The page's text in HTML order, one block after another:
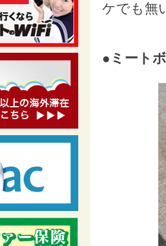
ケでも無
●ミート